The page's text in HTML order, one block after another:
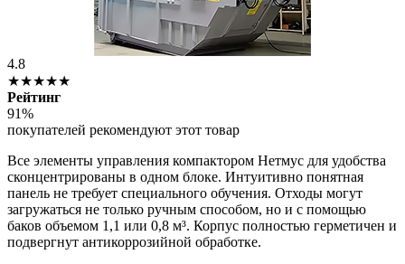
4.8
★★★★★
Рейтинг
91%
покупателей рекомендуют этот товар
Все элементы управления компактором Нетмус для удобства
сконцентрированы в одном блоке. Интуитивно понятная
панель не требует специального обучения. Отходы могут
загружаться не только ручным способом, но и с помощью
баков объемом 1,1 или 0,8 м³. Корпус полностью герметичен и
подвергнут антикоррозийной обработке.